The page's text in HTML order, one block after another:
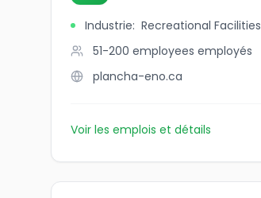
Industrie: Recreational Facilities
51-200 employees employés
plancha-eno.ca
Voir les emplois et détails